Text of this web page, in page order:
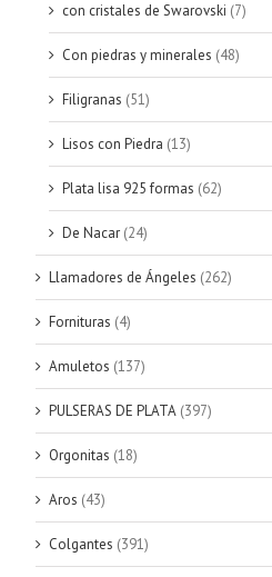
con cristales de Swarovski (7)
Con piedras y minerales (48)
Filigranas (51)
Lisos con Piedra (13)
Plata lisa 925 formas (62)
De Nacar (24)
Llamadores de Ángeles (262)
Fornituras (4)
Amuletos (137)
PULSERAS DE PLATA (397)
Orgonitas (18)
Aros (43)
Colgantes (391)